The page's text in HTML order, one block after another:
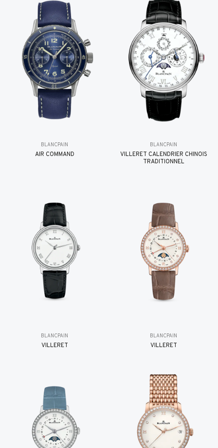
BLANCPAIN
AIR COMMAND
BLANCPAIN
VILLERET CALENDRIER CHINOIS
TRADITIONNEL
BLANCPAIN
VILLERET
BLANCPAIN
VILLERET